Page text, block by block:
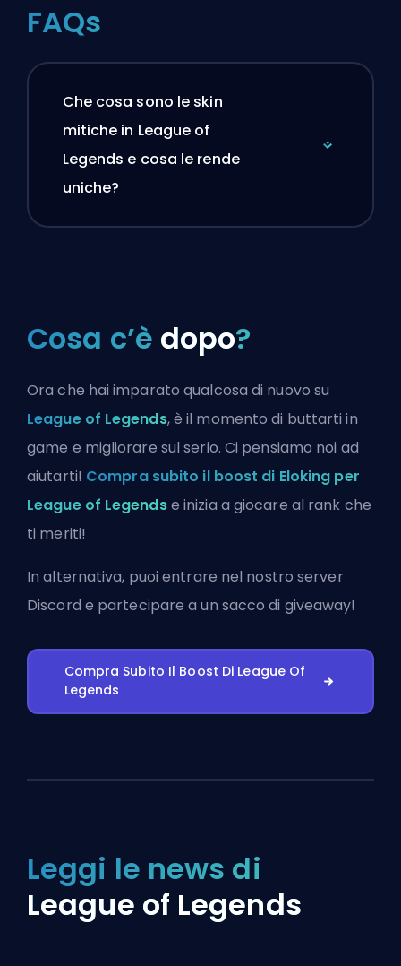
FAQs
Che cosa sono le skin
mitiche in League of
Legends e cosa le rende
uniche?
Cosa c’è dopo?
Ora che hai imparato qualcosa di nuovo su
League of Legends, è il momento di buttarti in
game e migliorare sul serio. Ci pensiamo noi ad
aiutarti! Compra subito il boost di Eloking per
League of Legendse inizia a giocare al rank che
ti meriti!
In alternativa, puoientrare nel nostro server
Discord e partecipare a un sacco di giveaway!
Compra Subito Il Boost Di League Of
Legends
Leggi le news di
League of Legends